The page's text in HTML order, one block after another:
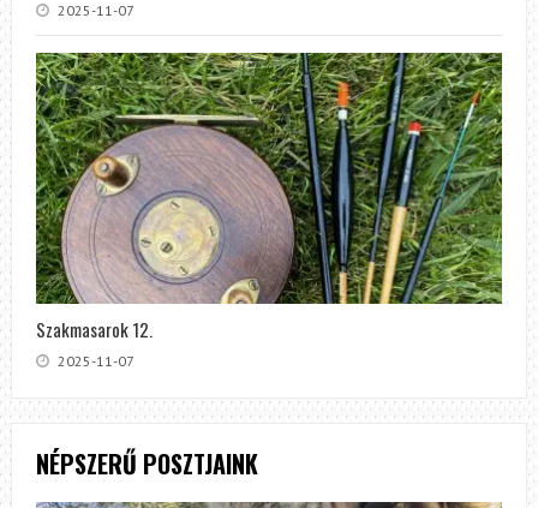
2025-11-07
Szakmasarok 12.
2025-11-07
NÉPSZERŰ POSZTJAINK